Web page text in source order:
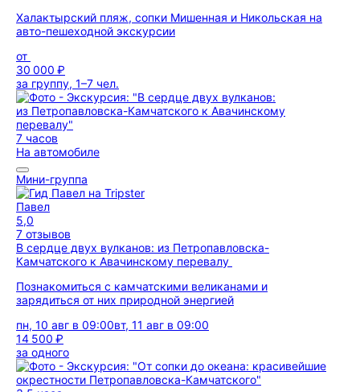
Халактырский пляж, сопки Мишенная и Никольская на
авто-пешеходной экскурсии
от
30 000 ₽
за группу, 1–7 чел.
7 часов
На автомобиле
Мини-группа
Павел
5,0
7 отзывов
В сердце двух вулканов: из Петропавловска-
Камчатского к Авачинскому перевалу
Познакомиться с камчатскими великанами и
зарядиться от них природной энергией
пн, 10 авг в 09:00вт, 11 авг в 09:00
14 500 ₽
за одного